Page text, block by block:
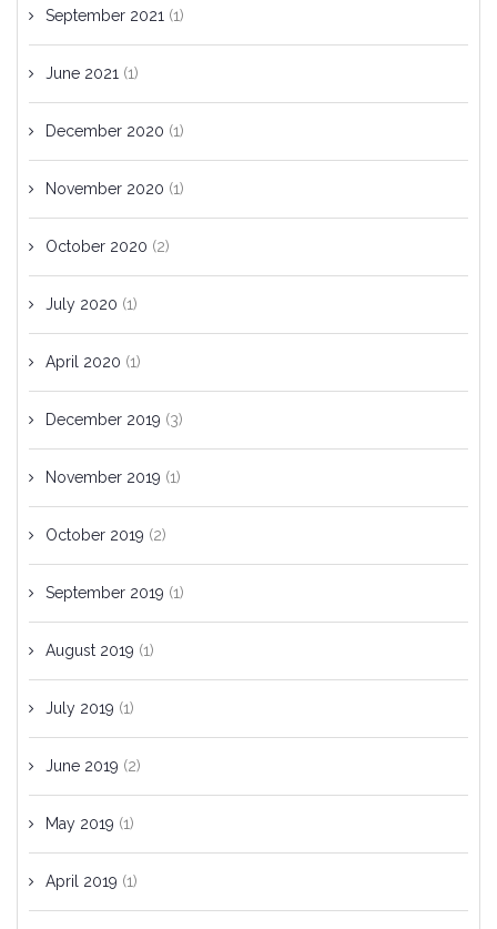
September 2021 (1)
June 2021 (1)
December 2020 (1)
November 2020 (1)
October 2020 (2)
July 2020 (1)
April 2020 (1)
December 2019 (3)
November 2019 (1)
October 2019 (2)
September 2019 (1)
August 2019 (1)
July 2019 (1)
June 2019 (2)
May 2019 (1)
April 2019 (1)